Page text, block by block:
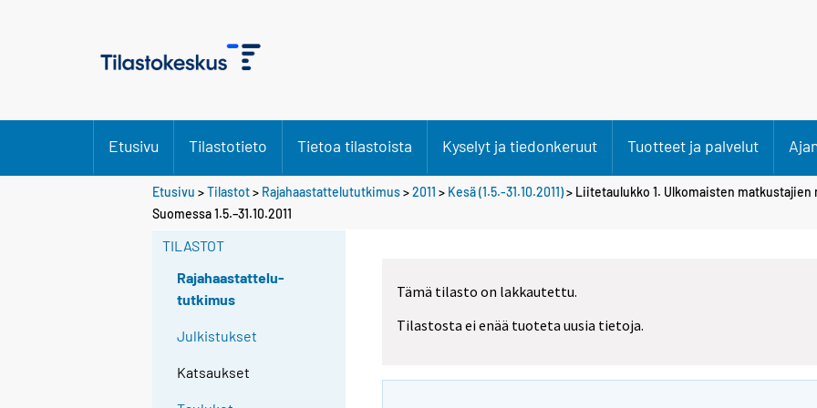
Etusivu Tilastotieto Tietoa tilastoista Kyselyt ja tiedonkeruut Tuotteet ja palvelut
Etusivu >Tilastot> Rajahaastattelututkimus>2011 > Kesä (1.5.-31.10.2011)> Liitetaulukko 1. Ulkomaisten matkustajien
Suomessa 1.5.–31.10.2011
TILASTOT
Rajahaastattelu-
tutkimus
Julkistukset
Katsaukset
Tämä tilasto on lakkautettu.
Tilastosta ei enää tuoteta uusia tietoja.